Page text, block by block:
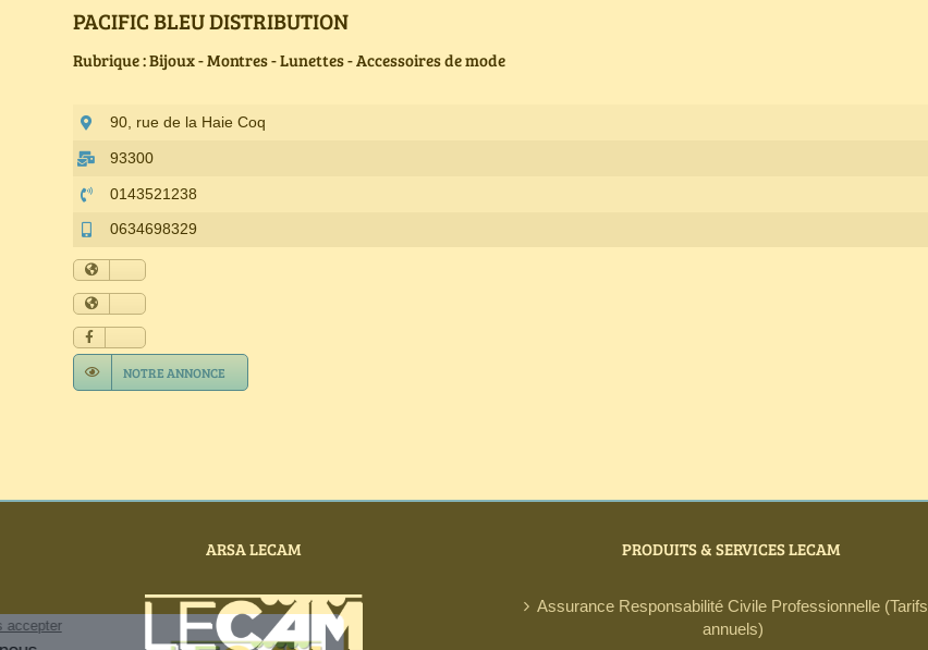
PACIFIC BLEU DISTRIBUTION
Rubrique : Bijoux - Montres - Lunettes - Accessoires de mode
90, rue de la Haie Coq
93300
0143521238
0634698329
NOTRE ANNONCE
ARSA LECAM PRODUITS & SERVICES LECAM
Assurance Responsabilité Civile Professionnelle (Tarifs
annuels)